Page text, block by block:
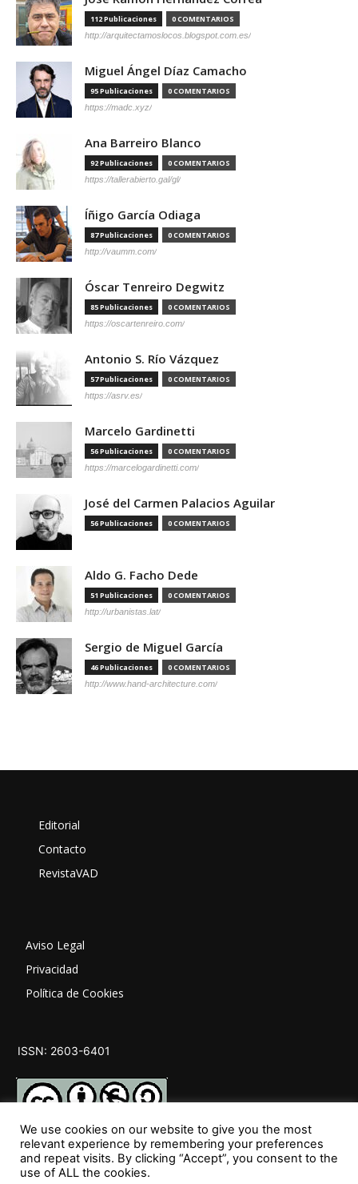
112 Publicaciones 0 COMENTARIOS
http://arquitectamoslocos.blogspot.com.es/
Miguel Ángel Díaz Camacho
95 Publicaciones 0 COMENTARIOS
https://madc.xyz/
Ana Barreiro Blanco
92 Publicaciones 0 COMENTARIOS
https://tallerabierto.gal/gl/
Íñigo García Odiaga
87 Publicaciones 0 COMENTARIOS
http://vaumm.com/
Óscar Tenreiro Degwitz
85 Publicaciones 0 COMENTARIOS
https://oscartenreiro.com/
Antonio S. Río Vázquez
57 Publicaciones 0 COMENTARIOS
https://asrv.es/
Marcelo Gardinetti
56 Publicaciones 0 COMENTARIOS
https://marcelogardinetti.com/
José del Carmen Palacios Aguilar
56 Publicaciones 0 COMENTARIOS
Aldo G. Facho Dede
51 Publicaciones 0 COMENTARIOS
http://urbanistas.lat/
Sergio de Miguel García
46 Publicaciones 0 COMENTARIOS
http://www.hand-architecture.com/
Editorial
Contacto
RevistaVAD
Aviso Legal
Privacidad
Política de Cookies
ISSN: 2603-6401
SÍGUENOS
We use cookies on our website to give you the most
relevant experience by remembering your preferences
and repeat visits. By clicking “Accept”, you consent to the
use of ALL the cookies.